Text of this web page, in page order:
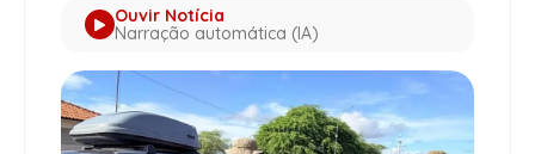
Ouvir Notícia
Narração automática (IA)